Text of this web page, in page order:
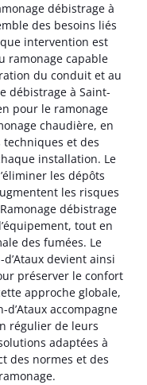
débistrage à
des besoins liés
intervention est
ramonage capable
du conduit et au
débistrage à Saint-
pour le ramonage
chaudière, en
et des
installation. Le
les dépôts
les risques
débistrage
tout en
des fumées. Le
devient ainsi
préserver le confort
approche globale,
d’Ataux accompagne
régulier de leurs
adaptées à
des normes et des